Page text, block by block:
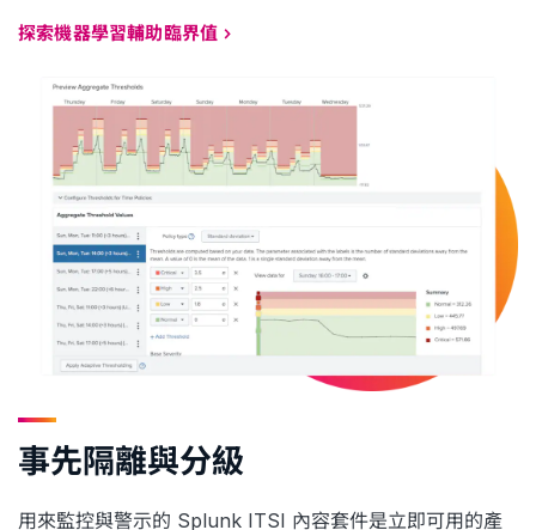
探索機器學習輔助臨界值
事先隔離與分級
用來監控與警示的 Splunk ITSI 內容套件是立即可用的產